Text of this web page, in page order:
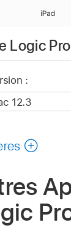
iPad
Logic
: